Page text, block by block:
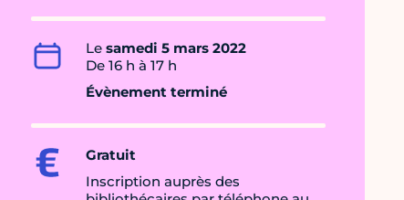
Le samedi 5 mars 2022
De 16 h à 17 h
Évènement terminé
Gratuit
Inscription auprès des